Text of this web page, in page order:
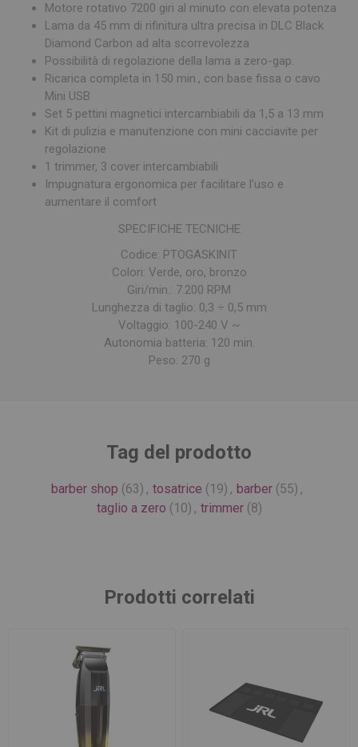
Motore rotativo 7200 giri al minuto con elevata potenza
Lama da 45 mm di rifinitura ultra precisa in DLC Black
Diamond Carbon ad alta scorrevolezza
Possibilità di regolazione della lama a zero-gap.
Ricarica completa in 150 min., con base fissa o cavo
Mini USB
Set 5 pettini magnetici intercambiabili da 1,5 a 13 mm
Kit di pulizia e manutenzione con mini cacciavite per
regolazione
1 trimmer, 3 cover intercambiabili
Impugnatura ergonomica per facilitare l’uso e
aumentare il comfort
SPECIFICHE TECNICHE
Codice: PTOGASKINIT
Colori: Verde, oro, bronzo
Giri/min.: 7.200 RPM
Lunghezza di taglio: 0,3 ÷ 0,5 mm
Voltaggio: 100-240 V ~
Autonomia batteria: 120 min.
Peso: 270 g
Tag del prodotto
barber shop (63) , tosatrice (19) , barber (55) ,
taglio a zero (10) , trimmer (8)
Prodotti correlati